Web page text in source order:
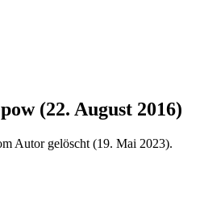
(22. August 2016)
Autor gelöscht (19. Mai 2023).